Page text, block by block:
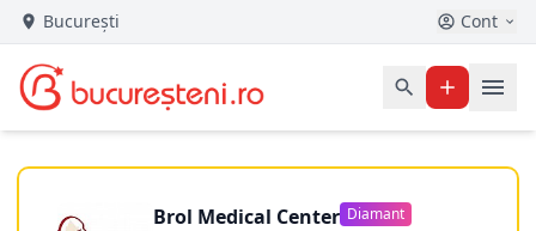
București Cont
Brol Medical Center Diamant